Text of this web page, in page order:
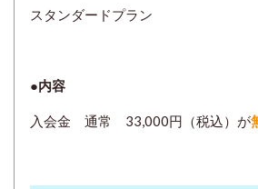
スタンダードプラン
●内容
入会金 通常 33,000円（税込）が